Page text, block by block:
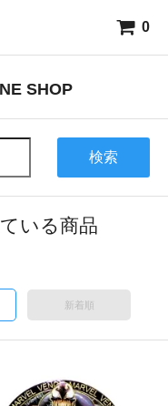
0
SHOP
検索
いる商品
新着順